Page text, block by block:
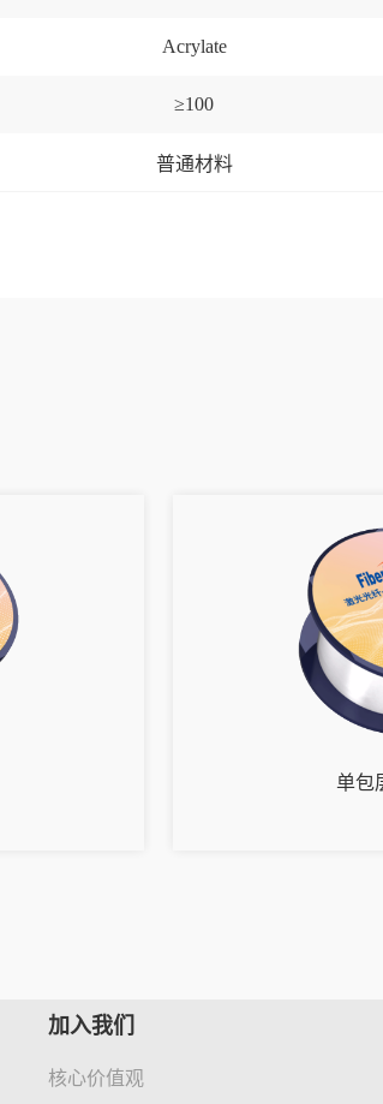
Acrylate
≥100
普通材料
单包
加入我们
核心价值观